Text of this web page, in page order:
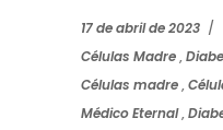
17 de abril de 2023
Células Madre,
Células madre,
Médico Eternal,